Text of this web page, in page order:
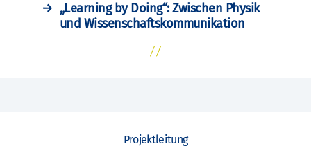
→ „Learning by Doing“: Zwischen Physik
und Wissenschaftskommunikation
Projektleitung